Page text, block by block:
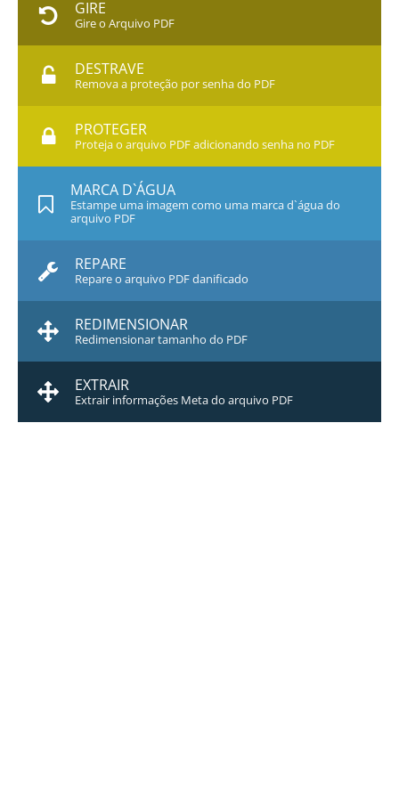
GIRE
Gire o Arquivo PDF
DESTRAVE
Remova a proteção por senha do PDF
PROTEGER
Proteja o arquivo PDF adicionando senha no PDF
MARCA D`ÁGUA
Estampe uma imagem como uma marca d`água do
arquivo PDF
REPARE
Repare o arquivo PDF danificado
REDIMENSIONAR
Redimensionar tamanho do PDF
EXTRAIR
Extrair informações Meta do arquivo PDF